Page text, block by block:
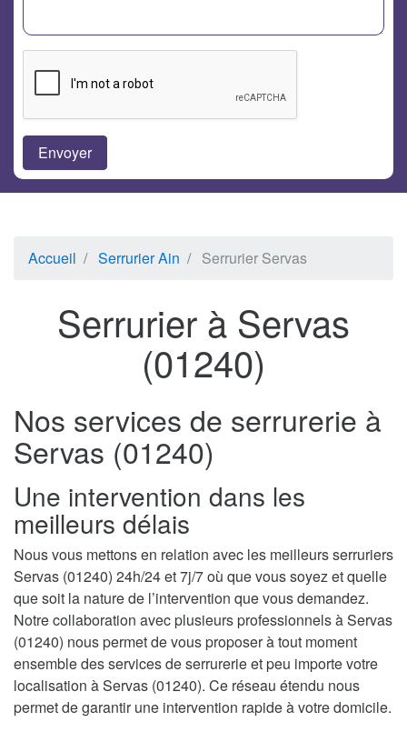
Accueil Serrurier Ain Serrurier Servas
Serrurier à Servas
(01240)
Nos services de serrurerie à
Servas (01240)
Une intervention dans les
meilleurs délais
Nous vous mettons en relation avec les meilleurs serruriers
Servas (01240) 24h/24 et 7j/7 où que vous soyez et quelle
que soit la nature de l’intervention que vous demandez.
Notre collaboration avec plusieurs professionnels à Servas
(01240) nous permet de vous proposer à tout moment
ensemble des services de serrurerie et peu importe votre
localisation à Servas (01240). Ce réseau étendu nous
permet de garantir une intervention rapide à votre domicile.